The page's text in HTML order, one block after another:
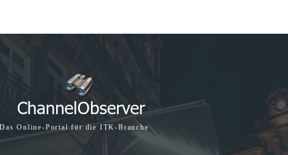
Das Online-Portal für die ITK-Branche